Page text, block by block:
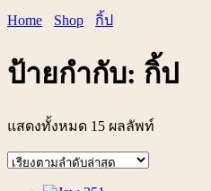
Home Shop กิ้ป
ป้ายกำกับ: กิ้ป
แสดงทั้งหมด 15 ผลลัพท์